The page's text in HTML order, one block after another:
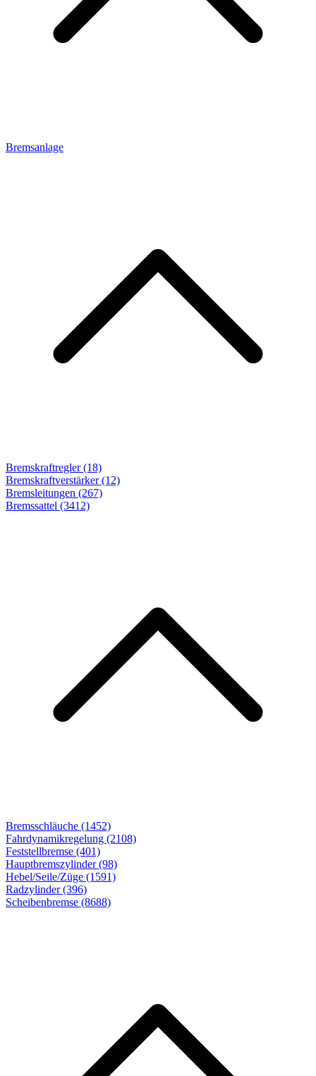
Bremsanlage
Bremskraftregler (18)
Bremskraftverstärker (12)
Bremsleitungen (267)
Bremssattel (3412)
Bremsschläuche (1452)
Fahrdynamikregelung (2108)
Feststellbremse (401)
Hauptbremszylinder (98)
Hebel/Seile/Züge (1591)
Radzylinder (396)
Scheibenbremse (8688)